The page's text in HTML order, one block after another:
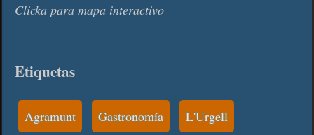
Clicka para mapa interactivo
Etiquetas
Agramunt Gastronomía L'Urgell